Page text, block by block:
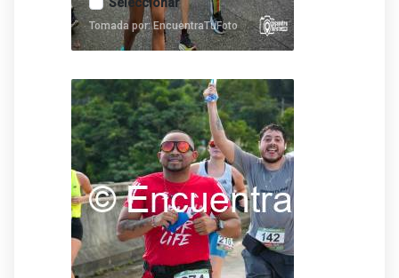
Tomada por: EncuentraTuFoto